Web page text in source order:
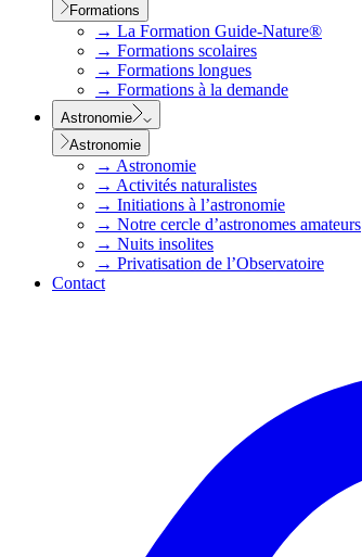
Formations
→ La Formation Guide-Nature®
→ Formations scolaires
→ Formations longues
→ Formations à la demande
Astronomie
Astronomie
→ Astronomie
→ Activités naturalistes
→ Initiations à l’astronomie
→ Notre cercle d’astronomes amateurs
→ Nuits insolites
→ Privatisation de l’Observatoire
Contact